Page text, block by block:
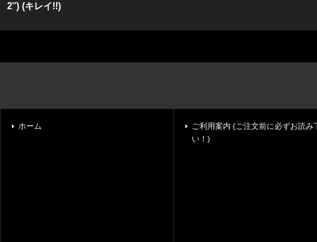
2'') (キレイ!!)
ホーム
ご利用案内 (ご注文前に必ずお読み
い！)